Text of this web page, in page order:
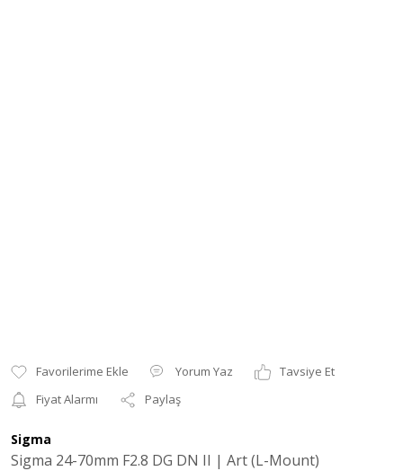
Yorum Yaz
Tavsiye Et
Fiyat Alarmı
Paylaş
Sigma
Sigma 24-70mm F2.8 DG DN II | Art (L-Mount)